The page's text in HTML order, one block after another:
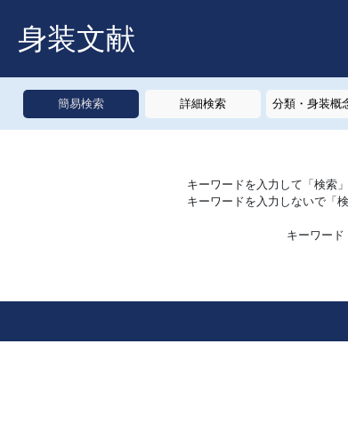
身装文献
簡易検索 詳細検索 分類・身装概
キーワードを入力して「検索
キーワードを入力しないで「
キーワード